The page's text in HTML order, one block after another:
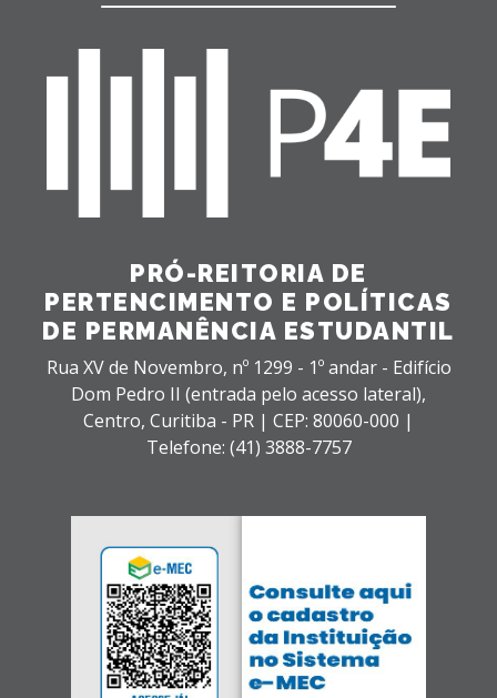
PRÓ-REITORIA DE
PERTENCIMENTO E POLÍTICAS
DE PERMANÊNCIA ESTUDANTIL
Rua XV de Novembro, nº 1299 - 1º andar - Edifício
Dom Pedro II (entrada pelo acesso lateral),
Centro, Curitiba - PR | CEP: 80060-000 |
Telefone: (41) 3888-7757